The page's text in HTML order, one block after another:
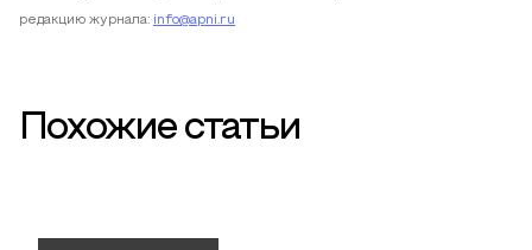
редакцию журнала: info@apni.ru
Похожие статьи